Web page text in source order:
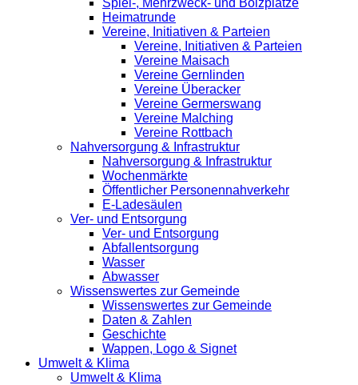
Spiel-, Mehrzweck- und Bolzplätze
Heimatrunde
Vereine, Initiativen & Parteien
Vereine, Initiativen & Parteien
Vereine Maisach
Vereine Gernlinden
Vereine Überacker
Vereine Germerswang
Vereine Malching
Vereine Rottbach
Nahversorgung & Infrastruktur
Nahversorgung & Infrastruktur
Wochenmärkte
Öffentlicher Personennahverkehr
E-Ladesäulen
Ver- und Entsorgung
Ver- und Entsorgung
Abfallentsorgung
Wasser
Abwasser
Wissenswertes zur Gemeinde
Wissenswertes zur Gemeinde
Daten & Zahlen
Geschichte
Wappen, Logo & Signet
Umwelt & Klima
Umwelt & Klima